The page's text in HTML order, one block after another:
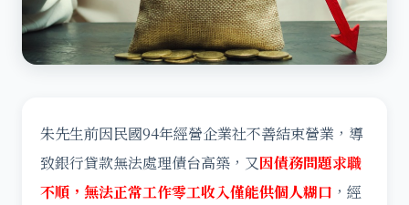
朱先生前因民國94年經營企業社不善結束營業，導
致銀行貸款無法處理債台高築，又因債務問題求職
不順，無法正常工作零工收入僅能供個人糊口 ，經